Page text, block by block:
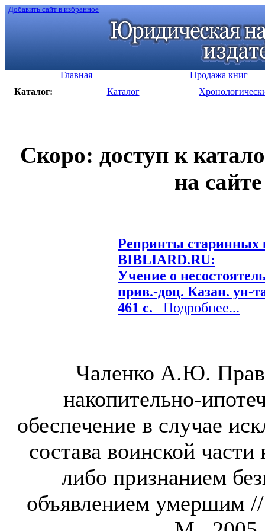
Добавить сайт в избранное
Главная
Продажа книг
Каталог:
Каталог
Скоро: доступ к
на
Репринты старинных
BIBLIARD.RU:
Учение о
прив.-доц. Казан. ун-
461 с. Подробнее...
Чаленко А.Ю.
накопительно-
обеспечение в случае
состава воинской
либо признанием
объявлением умершим